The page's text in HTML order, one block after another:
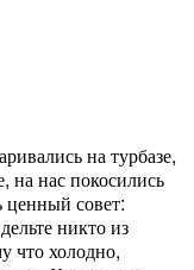
на турбазе,
на нас покосились
ценный совет:
никто из
что холодно,